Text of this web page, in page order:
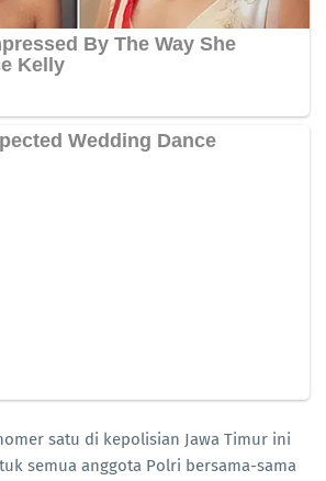
satu di kepolisian Jawa Timur ini
semua anggota Polri bersama-sama